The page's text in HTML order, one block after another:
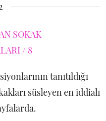
tanıtıldığı
süsleyen en iddialı